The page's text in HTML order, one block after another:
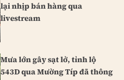
lại nhịp bán hàng qua
livestream
Mưa lớn gây sạt lở, tỉnh lộ
543D qua Mường Típ đã thông